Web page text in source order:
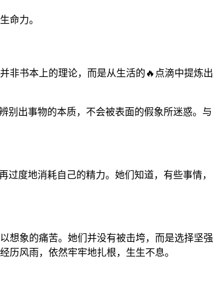
命力。
非书本上的理论，而是从生活的🔥点滴中提炼出
别出事物的本质，不会被表面的假象所迷惑。与
度地消耗自己的精力。她们知道，有些事情，
想象的痛苦。她们并没有被击垮，而是选择坚强
历风雨，依然牢牢地扎根，生生不息。